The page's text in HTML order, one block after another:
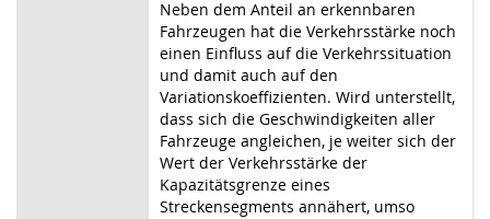
Neben dem Anteil an erkennbaren
Fahrzeugen hat die Verkehrsstärke noch
einen Einfluss auf die Verkehrssituation
und damit auch auf den
Variationskoeffizienten. Wird unterstellt,
dass sich die Geschwindigkeiten aller
Fahrzeuge angleichen, je weiter sich der
Wert der Verkehrsstärke der
Kapazitätsgrenze eines
Streckensegments annähert, umso